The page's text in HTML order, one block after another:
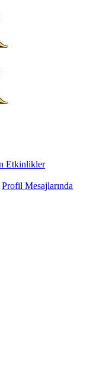
Etkinlikler
Profil Mesajlarında